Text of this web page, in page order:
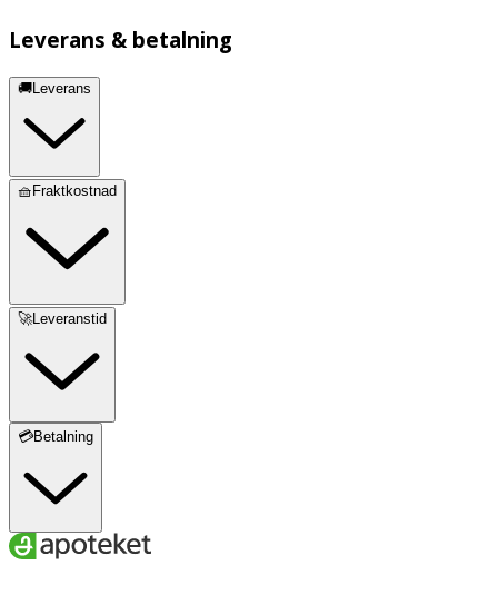
Leverans & betalning
🚚Leverans
🧺Fraktkostnad
🚀Leveranstid
💳Betalning